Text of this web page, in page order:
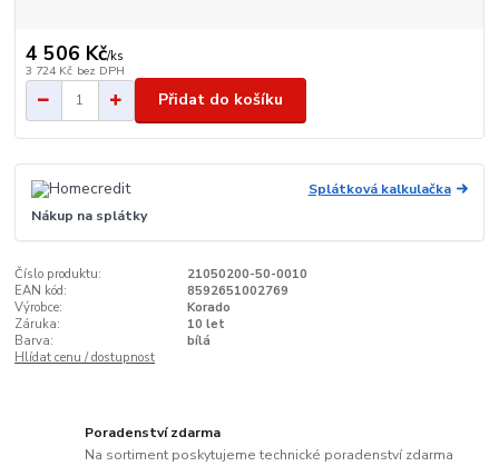
4 506 Kč/ks
3 724 Kč bez DPH
Přidat do košíku
Splátková kalkulačka
Nákup na splátky
Číslo produktu:
21050200-50-0010
EAN kód:
8592651002769
Výrobce:
Korado
Záruka:
10 let
Barva:
bílá
Hlídat cenu / dostupnost
Poradenství zdarma
Na sortiment poskytujeme technické poradenství zdarma